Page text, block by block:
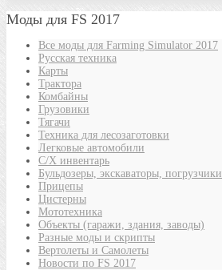
Моды для FS 2017
Все моды для Farming Simulator 2017
Русская техника
Карты
Трактора
Комбайны
Грузовики
Тягачи
Техника для лесозаготовки
Легковые автомобили
С/Х инвентарь
Бульдозеры, экскаваторы, погрузчики
Прицепы
Цистерны
Мототехника
Объекты (гаражи, здания, заводы)
Разные моды и скрипты
Вертолеты и Самолеты
Новости по FS 2017